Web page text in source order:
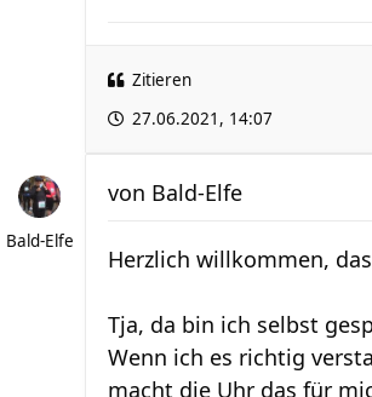
Zitieren
27.06.2021, 14:07
Bald-Elfe
von Bald-Elfe
Herzlich willkommen,
Tja, da bin ich selbst
Wenn ich es richtig
macht die Uhr das für